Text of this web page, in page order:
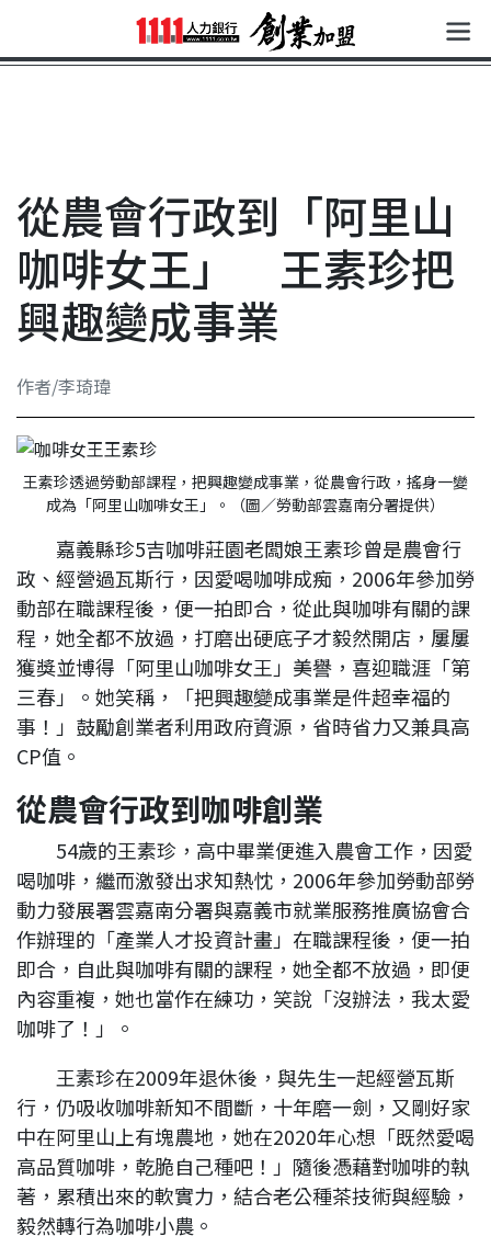
從農會行政到「阿里山
咖啡女王」 王素珍把
興趣變成事業
作者/李琦瑋
嘉義縣珍5吉咖啡莊園老闆娘王素珍曾是農會行
政、經營過瓦斯行，因愛喝咖啡成痴，2006年參加勞
動部在職課程後，便一拍即合，從此與咖啡有關的課
程，她全都不放過，打磨出硬底子才毅然開店，屢屢
獲獎並博得「阿里山咖啡女王」美譽，喜迎職涯「第
三春」。她笑稱，「把興趣變成事業是件超幸福的
事！」鼓勵創業者利用政府資源，省時省力又兼具高
CP值。
從農會行政到咖啡創業
54歲的王素珍，高中畢業便進入農會工作，因愛
喝咖啡，繼而激發出求知熱忱，2006年參加勞動部勞
動力發展署雲嘉南分署與嘉義市就業服務推廣協會合
作辦理的「產業人才投資計畫」在職課程後，便一拍
即合，自此與咖啡有關的課程，她全都不放過，即便
內容重複，她也當作在練功，笑說「沒辦法，我太愛
咖啡了！」。
王素珍在2009年退休後，與先生一起經營瓦斯
行，仍吸收咖啡新知不間斷，十年磨一劍，又剛好家
中在阿里山上有塊農地，她在2020年心想「既然愛喝
高品質咖啡，乾脆自己種吧！」隨後憑藉對咖啡的執
著，累積出來的軟實力，結合老公種茶技術與經驗，
毅然轉行為咖啡小農。